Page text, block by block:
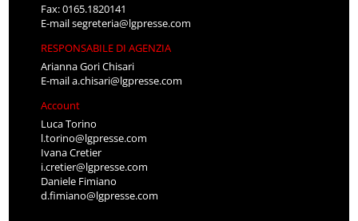
Fax: 0165.1820141
E-mailsegreteria@lgpresse.com
RESPONSABILE DI AGENZIA
Arianna Gori Chisari
E-maila.chisari@lgpresse.com
Account
Luca Torino
l.torino@lgpresse.com
Ivana Cretier
i.cretier@lgpresse.com
Daniele Fimiano
d.fimiano@lgpresse.com